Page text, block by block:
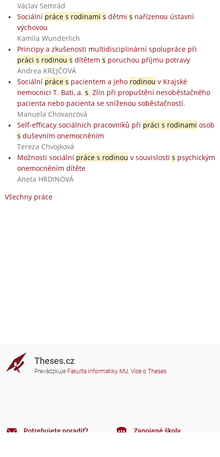
Václav Semrád
Sociální práce s rodinami s dětmi s nařízenou ústavní
výchovou
Kamila Wunderlich
Principy a zkušenosti multidisciplinární spolupráce při
práci s rodinou s dítětem s poruchou příjmu potravy
Andrea KREJČOVÁ
Sociální práce s pacientem a jeho rodinou v Krajské
nemocnici T. Bati, a. s. Zlín při propuštění nesoběstačného
pacienta nebo pacienta se sníženou soběstačností.
Manuela Chovancová
Self-efficacy sociálních pracovníků při práci s rodinami osob
s duševním onemocněním
Tereza Chvojková
Možnosti sociální práce s rodinou v souvislosti s psychickým
onemocněním dítěte
Aneta HRDINOVÁ
Všechny práce
Theses.cz
Prevádzkuje Fakulta informatiky MU, Více o Theses
Potrebujete poradiť? Zapojené školy